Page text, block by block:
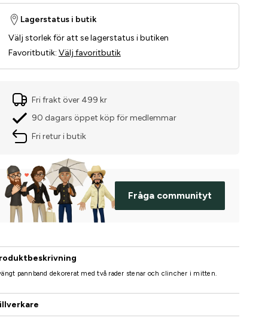
Lagerstatus i butik
Välj storlek för att se lagerstatus i butiken
Favoritbutik: Välj favoritbutik
Fri frakt över 499 kr
90 dagars öppet köp för medlemmar
Fri retur i butik
Fråga communityt
pannband dekorerat med två rader stenar och clincher i mitten.